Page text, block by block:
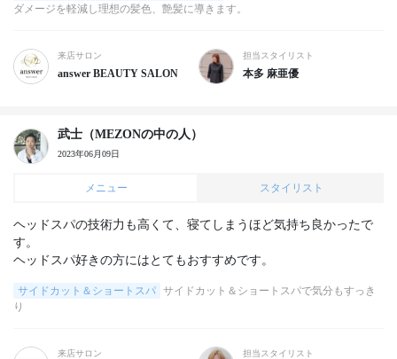
ダメージを軽減し理想の髪色、艶髪に導きます。
来店サロン
answer BEAUTY SALON
担当スタイリスト
本多 麻亜優
武士（MEZONの中の人）
2023年06月09日
メニュー スタイリスト
ヘッドスパの技術力も高くて、寝てしまうほど気持ち良かったで
す。
ヘッドスパ好きの方にはとてもおすすめです。
サイドカット＆ショートスパ サイドカット＆ショートスパで気分もすっき
り
来店サロン 担当スタイリスト